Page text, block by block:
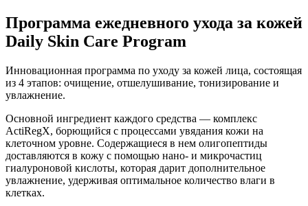
Программа ежедневного ухода за кожей
Daily Skin Care Program
Инновационная программа по уходу за кожей лица, состоящая
из 4 этапов: очищение, отшелушивание, тонизирование и
увлажнение.
Основной ингредиент каждого средства — комплекс
ActiRegX, борющийся с процессами увядания кожи на
клеточном уровне. Содержащиеся в нем олигопептиды
доставляются в кожу с помощью нано- и микрочастиц
гиалуроновой кислоты, которая дарит дополнительное
увлажнение, удерживая оптимальное количество влаги в
клетках.